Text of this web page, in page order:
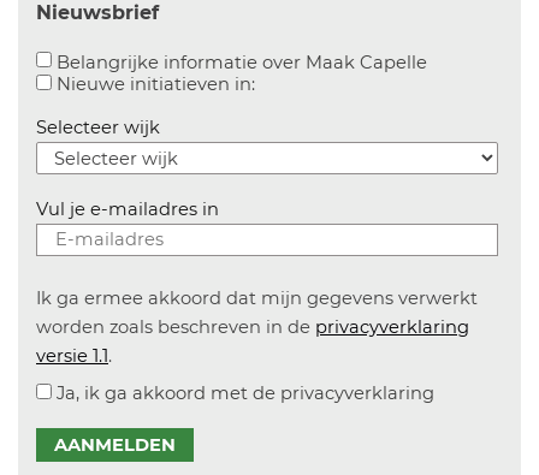
Nieuwsbrief
Belangrijke informatie over Maak CapelleAanvinken
Nieuwe initiatieven in:Aanvinken om informatie over
Selecteer wijk
Vul je e-mailadres in
Ik ga ermee akkoord dat mijn gegevens verwerkt
worden zoals beschreven in de privacyverklaring
versie 1.1.
Ja, ik ga akkoord met de privacyverklaring
AANMELDEN